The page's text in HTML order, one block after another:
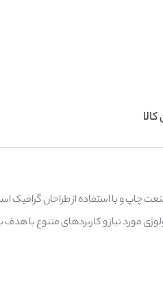
چاپ و با استفاده از طراحان گرافیک
مورد نیاز و کاربردهای متنوع با هدف